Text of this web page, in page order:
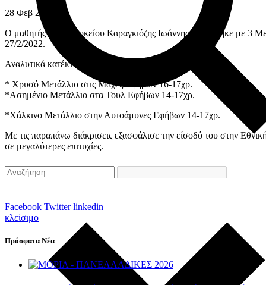
28 Φεβ 2022
Ο μαθητής της Α’ Λυκείου Καραγκιόζης Ιωάννης διακρίθηκε με
27/2/2022.
Αναλυτικά κατέκτησε :
* Χρυσό Μετάλλιο στις Μάχες Εφήβων 16-17χρ.
*Ασημένιο Μετάλλιο στα Τουλ Εφήβων 14-17χρ.
*Χάλκινο Μετάλλιο στην Αυτοάμυνες Εφήβων 14-17χρ.
Με τις παραπάνω διάκρισεις εξασφάλισε την είσοδό του στην
σε μεγαλύτερες επιτυχίες.
Facebook Twitter linkedin
κλείσιμο
Πρόσφατα Νέα